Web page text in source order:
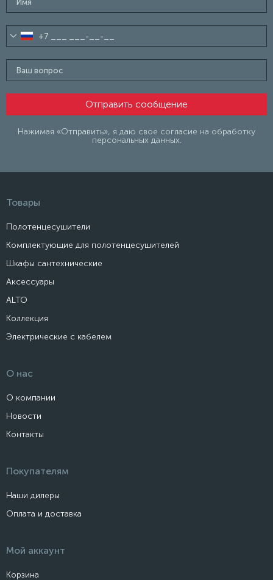
Нажимая «Отправить», я даю свое согласие на обработку
персональных данных.
Товары
Полотенцесушители
Комплектующие для полотенцесушителей
Шкафы сантехнические
Аксессуары
ALTO
Коллекция
Электрические с кабелем
О нас
О компании
Новости
Контакты
Покупателям
Наши дилеры
Оплата и доставка
Мой аккаунт
Корзина